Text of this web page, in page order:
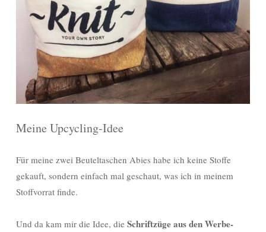
Meine Upcycling-Idee
Für meine zwei Beuteltaschen Abies habe ich keine Stoffe
gekauft, sondern einfach mal geschaut, was ich in meinem
Stoffvorrat finde.
Und da kam mir die Idee, die Schriftzüge aus den Werbe-